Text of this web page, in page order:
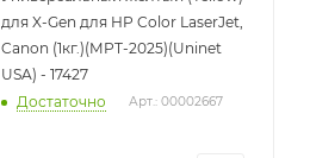
для X-Gen для HP Color LaserJet,
Canon (1кг.)(MPT-2025)(Uninet
USA) - 17427
Достаточно
Арт.: 00002667